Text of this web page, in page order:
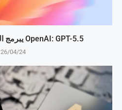
OpenAI: GPT-5.5 يبرمج المهام بذكاء متطور
26/04/24